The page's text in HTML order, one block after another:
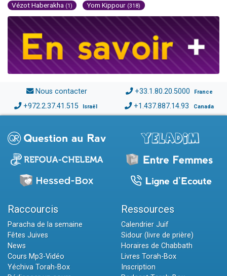
Vézot Haberakha (1) Yom Kippour (318)
Nous contacter +33.1.80.20.5000 France
+972.2.37.41.515 Israël +1.437.887.14.93 Canada
Raccourcis
Paracha de la semaine
Fêtes Juives
News
Cours Mp3-Vidéo
Yéchiva Torah-Box
Ressources
Calendrier Juif
Sidour (livre de prière)
Horaires de Chabbath
Livres Torah-Box
Inscription